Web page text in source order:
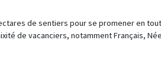
de sentiers pour se promener en
de vacanciers, notamment Français,